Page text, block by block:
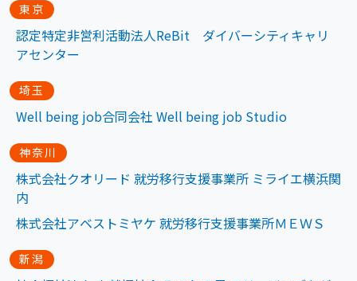
東京
認定特定非営利活動法人ReBit ダイバーシティキャリ
アセンター
埼玉
Well being job合同会社 Well being job Studio
神奈川
株式会社クオリード 就労移行支援事業所 ミライエ横浜関
内
株式会社アベストミヤケ 就労移行支援事業所ＭＥＷＳ
新潟